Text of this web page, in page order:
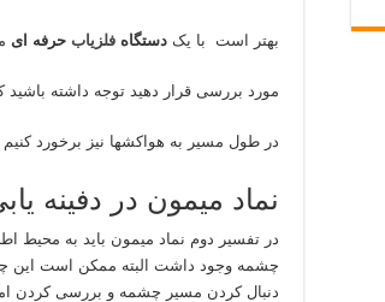
بهتر است با یک دستگاه فلزیاب حرفه ای
مورد بررسی قرار دهید توجه داشته
در طول مسیر به هواکشها نیز برخورد کنیم
نماد میمون در دفینه
در تفسیر دوم نماد میمون باید به محیط
چشمه وجود داشت البته ممکن است این
دنبال کردن مسیر چشمه و بررسی کردن